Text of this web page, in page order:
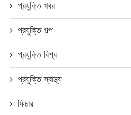
প্রযুক্তি খবর
প্রযুক্তি গল্প
প্রযুক্তি বিশ্ব
প্রযুক্তি স্বাস্থ্য
ফিচার